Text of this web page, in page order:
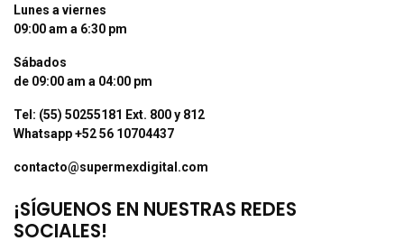
Lunes a viernes
09:00 am a 6:30 pm
Sábados
de 09:00 am a 04:00 pm
Tel: (55) 50255181 Ext. 800 y 812
Whatsapp +52 56 10704437
contacto@supermexdigital.com
¡SÍGUENOS EN NUESTRAS REDES
SOCIALES!